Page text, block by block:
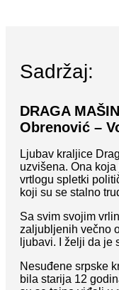
Sadržaj:
DRAGA
Obrenović –
Ljubav kraljice
uzvišena. Ona
vrtlogu spletki
koji su se stalno
Sa svim svojim
zaljubljenih večno
ljubavi. I želji da je
Nesuđene srpske
bila starija 12